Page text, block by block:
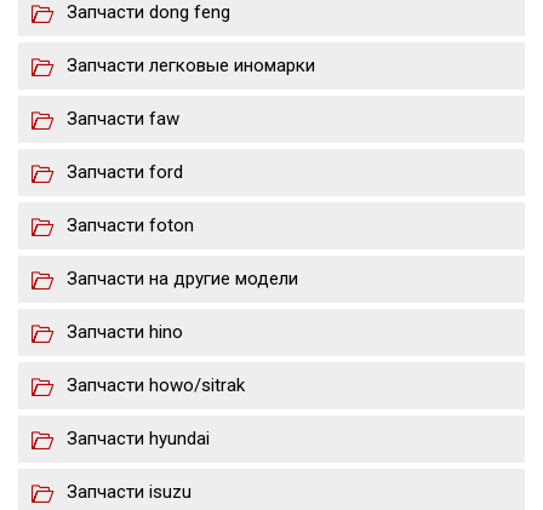
Запчасти dong feng
Запчасти легковые иномарки
Запчасти faw
Запчасти ford
Запчасти foton
Запчасти на другие модели
Запчасти hino
Запчасти howo/sitrak
Запчасти hyundai
Запчасти isuzu